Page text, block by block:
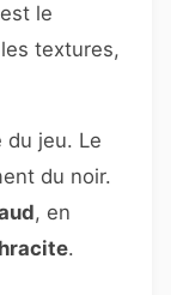
le
textures,
du jeu. Le
du noir.
, en
.